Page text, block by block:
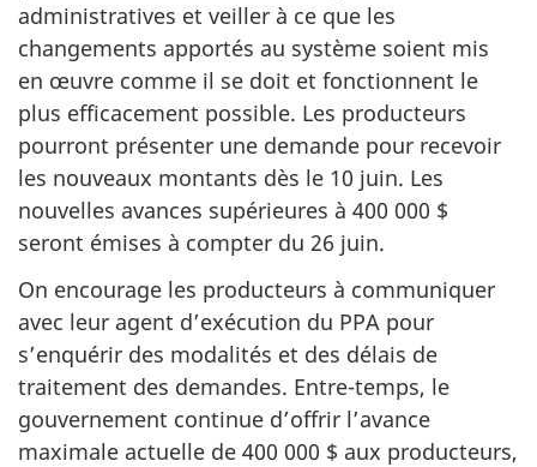
administratives et veiller à ce que les
changements apportés au système soient mis
en œuvre comme il se doit et fonctionnent le
plus efficacement possible. Les producteurs
pourront présenter une demande pour recevoir
les nouveaux montants dès le 10 juin. Les
nouvelles avances supérieures à 400 000 $
seront émises à compter du 26 juin.
On encourage les producteurs à communiquer
avec leur agent d’exécution du PPA pour
s’enquérir des modalités et des délais de
traitement des demandes. Entre-temps, le
gouvernement continue d’offrir l’avance
maximale actuelle de 400 000 $ aux producteurs,